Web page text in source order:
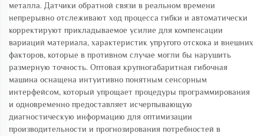
металла. Датчики обратной связи в реальном времени
непрерывно отслеживают ход процесса гибки и автоматически
корректируют прикладываемое усилие для компенсации
вариаций материала, характеристик упругого отскока и внешних
факторов, которые в противном случае могли бы нарушить
размерную точность. Оптовая крупногабаритная гибочная
машина оснащена интуитивно понятным сенсорным
интерфейсом, который упрощает процедуры программирования
и одновременно предоставляет исчерпывающую
диагностическую информацию для оптимизации
производительности и прогнозирования потребностей в